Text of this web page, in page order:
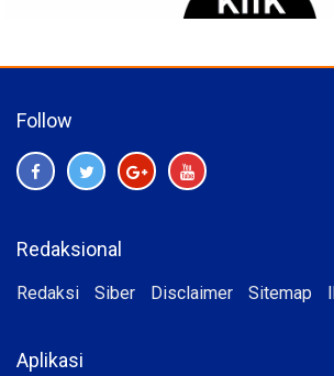
Follow
Redaksional
Redaksi Siber Disclaimer Sitemap
Aplikasi